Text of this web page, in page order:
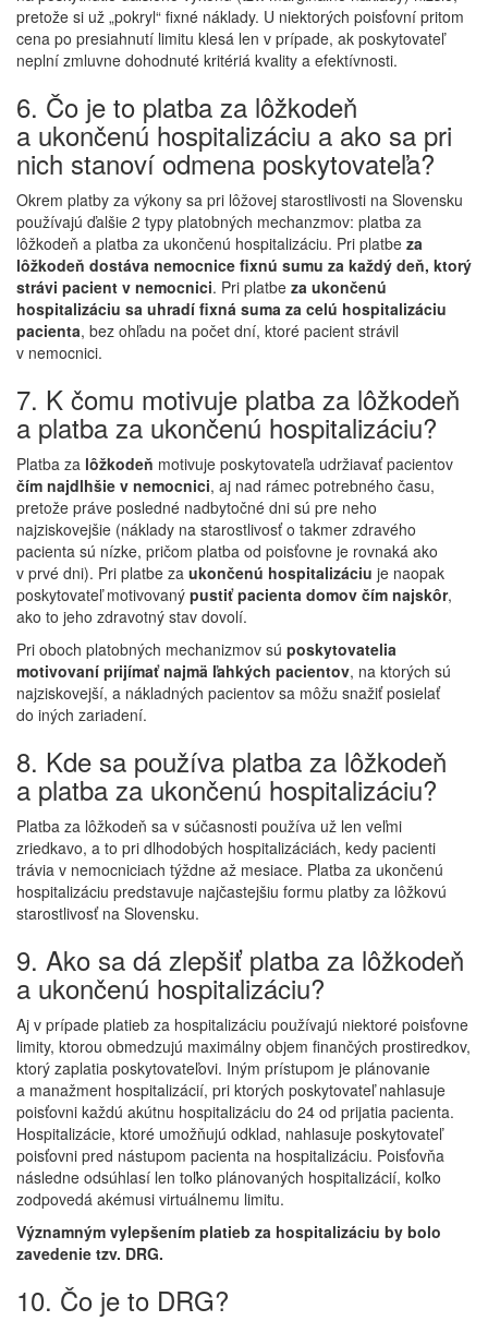
pretože si už „pokryl“ fixné náklady. U niektorých poisťovní pritom
cena po presiahnutí limitu klesá len v prípade, ak poskytovateľ
neplní zmluvne dohodnuté kritériá kvality a efektívnosti.
6. Čo je to platba za lôžkodeň
a ukončenú hospitalizáciu a ako sa pri
nich stanoví odmena poskytovateľa?
Okrem platby za výkony sa pri lôžovej starostlivosti na Slovensku
používajú ďalšie 2 typy platobných mechanzmov: platba za
lôžkodeň a platba za ukončenú hospitalizáciu. Pri platbe za
lôžkodeň dostáva nemocnice fixnú sumu za každý deň, ktorý
strávi pacient v nemocnici. Pri platbe za ukončenú
hospitalizáciu sa uhradí fixná suma za celú hospitalizáciu
pacienta, bez ohľadu na počet dní, ktoré pacient strávil
v nemocnici.
7. K čomu motivuje platba za lôžkodeň
a platba za ukončenú hospitalizáciu?
Platba za lôžkodeň motivuje poskytovateľa udržiavať pacientov
čím najdlhšie v nemocnici, aj nad rámec potrebného času,
pretože práve posledné nadbytočné dni sú pre neho
najziskovejšie (náklady na starostlivosť o takmer zdravého
pacienta sú nízke, pričom platba od poisťovne je rovnaká ako
v prvé dni). Pri platbe za ukončenú hospitalizáciu je naopak
poskytovateľ motivovaný pustiť pacienta domov čím najskôr,
ako to jeho zdravotný stav dovolí.
Pri oboch platobných mechanizmov sú poskytovatelia
motivovaní prijímať najmä ľahkých pacientov, na ktorých sú
najziskovejší, a nákladných pacientov sa môžu snažiť posielať
do iných zariadení.
8. Kde sa používa platba za lôžkodeň
a platba za ukončenú hospitalizáciu?
Platba za lôžkodeň sa v súčasnosti používa už len veľmi
zriedkavo, a to pri dlhodobých hospitalizáciách, kedy pacienti
trávia v nemocniciach týždne až mesiace. Platba za ukončenú
hospitalizáciu predstavuje najčastejšiu formu platby za lôžkovú
starostlivosť na Slovensku.
9. Ako sa dá zlepšiť platba za lôžkodeň
a ukončenú hospitalizáciu?
Aj v prípade platieb za hospitalizáciu používajú niektoré poisťovne
limity, ktorou obmedzujú maximálny objem finančých prostiredkov,
ktorý zaplatia poskytovateľovi. Iným prístupom je plánovanie
a manažment hospitalizácií, pri ktorých poskytovateľ nahlasuje
poisťovni každú akútnu hospitalizáciu do 24 od prijatia pacienta.
Hospitalizácie, ktoré umožňujú odklad, nahlasuje poskytovateľ
poisťovni pred nástupom pacienta na hospitalizáciu. Poisťovňa
následne odsúhlasí len toľko plánovaných hospitalizácií, koľko
zodpovedá akémusi virtuálnemu limitu.
Významným vylepšením platieb za hospitalizáciu by bolo
zavedenie tzv. DRG.
10. Čo je to DRG?